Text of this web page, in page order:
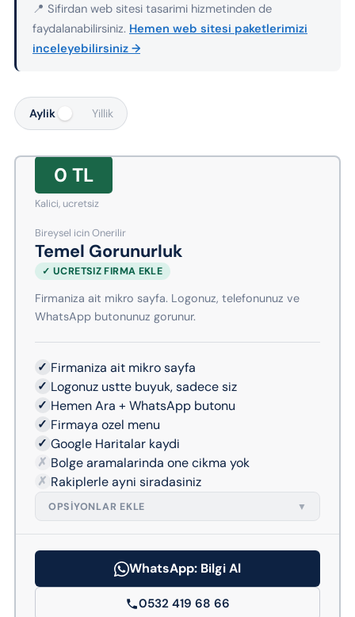
📍 Sifirdan web sitesi tasarimi hizmetinden de
faydalanabilirsiniz. Hemen web sitesi paketlerimizi
inceleyebilirsiniz →
Aylik Yillik
0 TL
Kalici, ucretsiz
Bireysel icin Onerilir
Temel Gorunurluk
✓ UCRETSIZ FIRMA EKLE
Firmaniza ait mikro sayfa. Logonuz, telefonunuz ve
WhatsApp butonunuz gorunur.
✓ Firmaniza ait mikro sayfa
✓ Logonuz ustte buyuk, sadece siz
✓ Hemen Ara + WhatsApp butonu
✓ Firmaya ozel menu
✓ Google Haritalar kaydi
✗ Bolge aramalarinda one cikma yok
✗ Rakiplerle ayni siradasiniz
OPSIYONLAR EKLE ▼
WhatsApp: Bilgi Al
0532 419 68 66